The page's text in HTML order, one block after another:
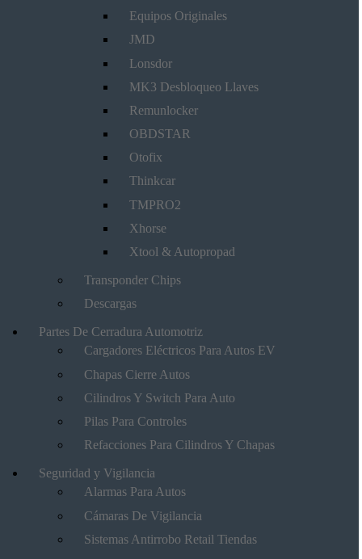
Equipos Originales
JMD
Lonsdor
MK3 Desbloqueo Llaves
Remunlocker
OBDSTAR
Otofix
Thinkcar
TMPRO2
Xhorse
Xtool & Autopropad
Transponder Chips
Descargas
Partes De Cerradura Automotriz
Cargadores Eléctricos Para Autos EV
Chapas Cierre Autos
Cilindros Y Switch Para Auto
Pilas Para Controles
Refacciones Para Cilindros Y Chapas
Seguridad y Vigilancia
Alarmas Para Autos
Cámaras De Vigilancia
Sistemas Antirrobo Retail Tiendas